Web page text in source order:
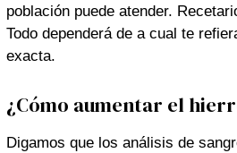
población puede atender.
Todo dependerá de a cual te
exacta.
¿Cómo aumentar el
Digamos que los análisis de